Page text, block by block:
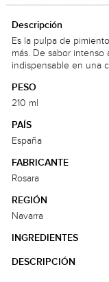
Descripción
Es la pulpa de
más. De sabor
indispensable en una
PESO
210 ml
PAÍS
España
FABRICANTE
Rosara
REGIÓN
Navarra
INGREDIENTES
DESCRIPCIÓN